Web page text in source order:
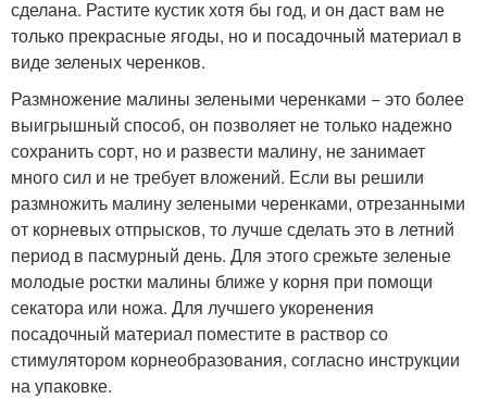
сделана. Растите кустик хотя бы год, и он даст вам не
только прекрасные ягоды, но и посадочный материал в
виде зеленых черенков.
Размножение малины зелеными черенками − это более
выигрышный способ, он позволяет не только надежно
сохранить сорт, но и развести малину, не занимает
много сил и не требует вложений. Если вы решили
размножить малину зелеными черенками, отрезанными
от корневых отпрысков, то лучше сделать это в летний
период в пасмурный день. Для этого срежьте зеленые
молодые ростки малины ближе у корня при помощи
секатора или ножа. Для лучшего укоренения
посадочный материал поместите в раствор со
стимулятором корнеобразования, согласно инструкции
на упаковке.